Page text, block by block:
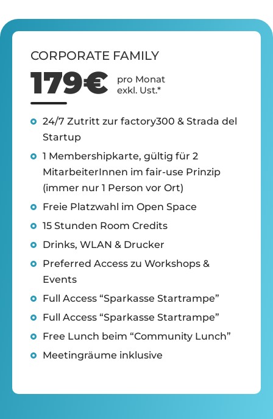
CORPORATE FAMILY
179€
pro Monat
exkl. Ust.*
24/7 Zutritt zur factory300 & Strada del
Startup
1 Membershipkarte, gültig für 2
MitarbeiterInnen im fair-use Prinzip
(immer nur 1 Person vor Ort)
Freie Platzwahl im Open Space
15 Stunden Room Credits
Drinks, WLAN & Drucker
Preferred Access zu Workshops &
Events
Full Access “Sparkasse Startrampe”
Full Access “Sparkasse Startrampe”
Free Lunch beim “Community Lunch”
Meetingräume inklusive